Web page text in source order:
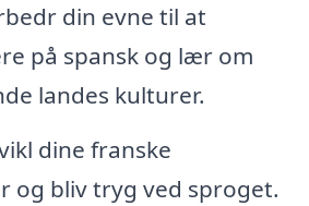
din evne til at
på spansk og lær om
landes kulturer.
dine franske
og bliv tryg ved sproget.